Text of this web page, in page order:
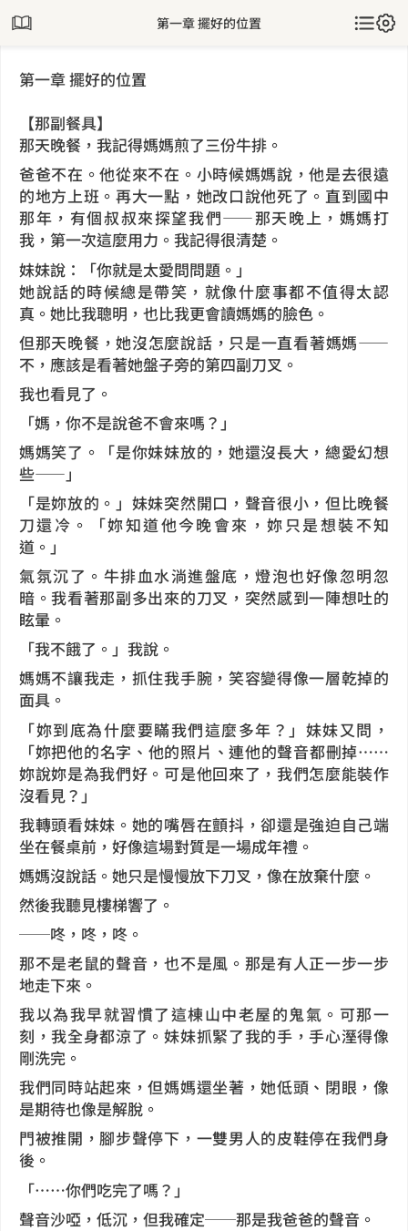
第一章 擺好的位置
第一章 擺好的位置
【那副餐具】
那天晚餐，我記得媽媽煎了三份牛排。
爸爸不在。他從來不在。小時候媽媽說，他是去很遠
的地方上班。再大一點，她改口說他死了。直到國中
那年，有個叔叔來探望我們——那天晚上，媽媽打
我，第一次這麼用力。我記得很清楚。
妹妹說：「你就是太愛問問題。」
她說話的時候總是帶笑，就像什麼事都不值得太認
真。她比我聰明，也比我更會讀媽媽的臉色。
但那天晚餐，她沒怎麼說話，只是一直看著媽媽——
不，應該是看著她盤子旁的第四副刀叉。
我也看見了。
「媽，你不是說爸不會來嗎？」
媽媽笑了。「是你妹妹放的，她還沒長大，總愛幻想
些——」
「是妳放的。」妹妹突然開口，聲音很小，但比晚餐
刀還冷。「妳知道他今晚會來，妳只是想裝不知
道。」
氣氛沉了。牛排血水淌進盤底，燈泡也好像忽明忽
暗。我看著那副多出來的刀叉，突然感到一陣想吐的
眩暈。
「我不餓了。」我說。
媽媽不讓我走，抓住我手腕，笑容變得像一層乾掉的
面具。
「妳到底為什麼要瞞我們這麼多年？」妹妹又問，
「妳把他的名字、他的照片、連他的聲音都刪掉……
妳說妳是為我們好。可是他回來了，我們怎麼能裝作
沒看見？」
我轉頭看妹妹。她的嘴唇在顫抖，卻還是強迫自己端
坐在餐桌前，好像這場對質是一場成年禮。
媽媽沒說話。她只是慢慢放下刀叉，像在放棄什麼。
然後我聽見樓梯響了。
──咚，咚，咚。
那不是老鼠的聲音，也不是風。那是有人正一步一步
地走下來。
我以為我早就習慣了這棟山中老屋的鬼氣。可那一
刻，我全身都涼了。妹妹抓緊了我的手，手心溼得像
剛洗完。
我們同時站起來，但媽媽還坐著，她低頭、閉眼，像
是期待也像是解脫。
門被推開，腳步聲停下，一雙男人的皮鞋停在我們身
後。
「……你們吃完了嗎？」
聲音沙啞，低沉，但我確定──那是我爸爸的聲音。